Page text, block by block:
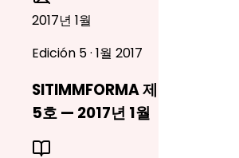
2017년 1월
Edición 5 · 1월 2017
SITIMMFORMA 제
5호 — 2017년 1월